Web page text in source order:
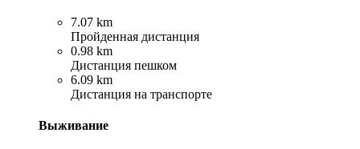
7.07 km
Пройденная дистанция
0.98 km
Дистанция пешком
6.09 km
Дистанция на транспорте
Выживание